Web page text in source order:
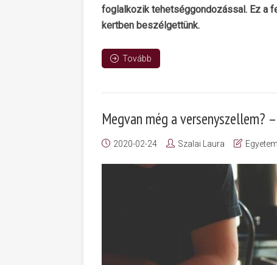
foglalkozik tehetséggondozással. Ez a
kertben beszélgettünk.
Tovább
Megvan még a versenyszellem?
2020-02-24 Szalai Laura